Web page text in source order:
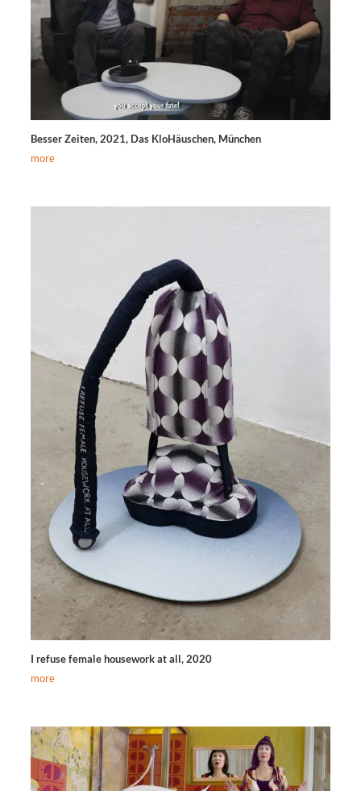
Besser Zeiten, 2021, Das KloHäuschen, München
more
I refuse female housework at all, 2020
more